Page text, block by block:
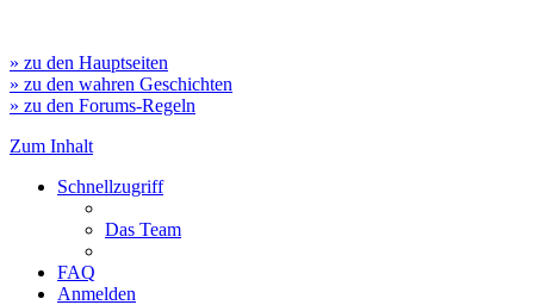
» zu den Hauptseiten
» zu den wahren Geschichten
» zu den Forums-Regeln
Zum Inhalt
Schnellzugriff
Das Team
FAQ
Anmelden